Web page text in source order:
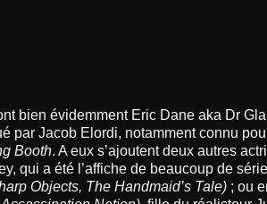
bien évidemment Eric Dane aka Dr
par Jacob Elordi, notamment connu
Booth. A eux s’ajoutent deux autres
qui a été l’affiche de beaucoup de
Objects, The Handmaid’s Tale) ; ou